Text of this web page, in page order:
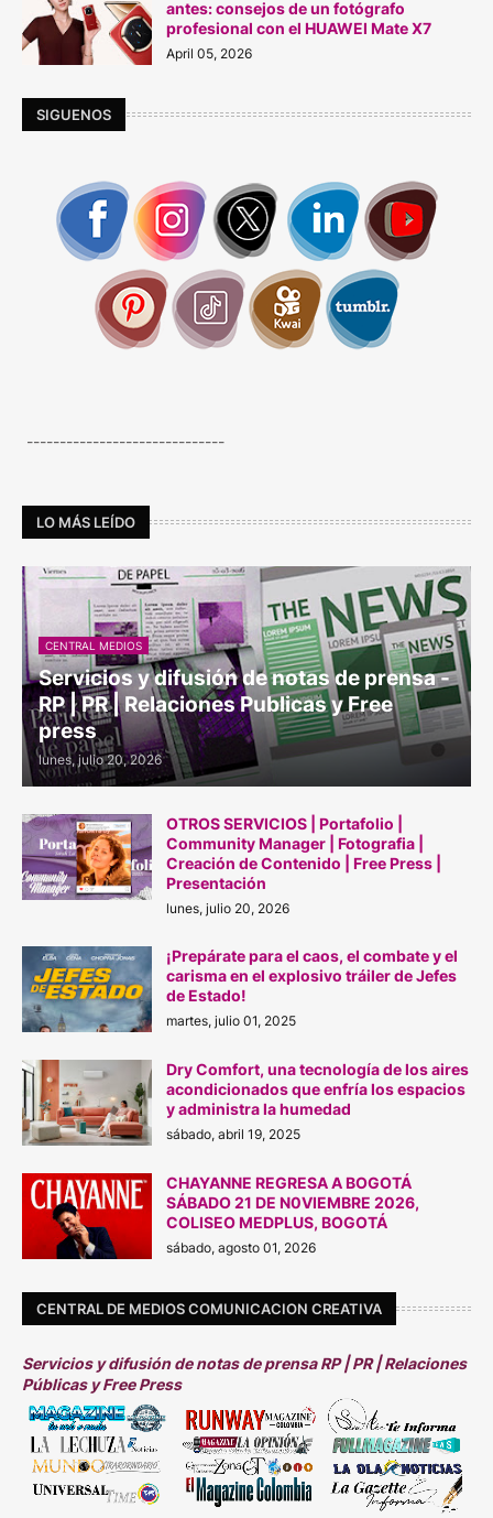
antes: consejos de un fotógrafo
profesional con el HUAWEI Mate X7
April 05, 2026
SIGUENOS
------------------------------
LO MÁS LEÍDO
CENTRAL MEDIOS
Servicios y difusión de notas de prensa -
RP | PR | Relaciones Publicas y Free
press
lunes, julio 20, 2026
OTROS SERVICIOS | Portafolio |
Community Manager | Fotografia |
Creación de Contenido | Free Press |
Presentación
lunes, julio 20, 2026
¡Prepárate para el caos, el combate y el
carisma en el explosivo tráiler de Jefes
de Estado!
martes, julio 01, 2025
Dry Comfort, una tecnología de los aires
acondicionados que enfría los espacios
y administra la humedad
sábado, abril 19, 2025
CHAYANNE REGRESA A BOGOTÁ
SÁBADO 21 DE N0VIEMBRE 2026,
COLISEO MEDPLUS, BOGOTÁ
sábado, agosto 01, 2026
CENTRAL DE MEDIOS COMUNICACION CREATIVA
Servicios y difusión de notas de prensa RP | PR | Relaciones
Públicas y Free Press